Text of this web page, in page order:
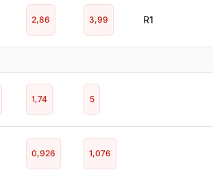
2,86 3,99 R1
1,74 5
0,926 1,076